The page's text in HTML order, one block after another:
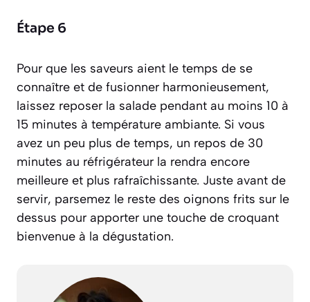
Étape 6
Pour que les saveurs aient le temps de se
connaître et de fusionner harmonieusement,
laissez reposer la salade pendant au moins 10 à
15 minutes à température ambiante. Si vous
avez un peu plus de temps, un repos de 30
minutes au réfrigérateur la rendra encore
meilleure et plus rafraîchissante. Juste avant de
servir, parsemez le reste des oignons frits sur le
dessus pour apporter une touche de croquant
bienvenue à la dégustation.